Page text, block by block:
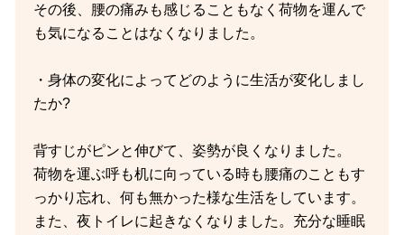
その後、腰の痛みも感じることもなく荷物を運んで
も気になることはなくなりました。
・身体の変化によってどのように生活が変化しまし
たか?
背すじがピンと伸びて、姿勢が良くなりました。
荷物を運ぶ呼も机に向っている時も腰痛のこともす
っかり忘れ、何も無かった様な生活をしています。
また、夜トイレに起きなくなりました。充分な睡眠